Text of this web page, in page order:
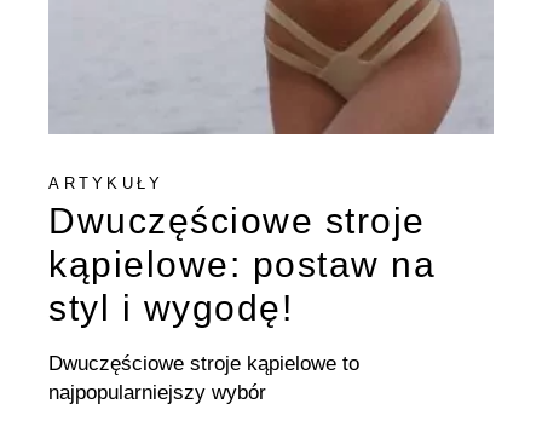
ARTYKUŁY
Dwuczęściowe stroje
kąpielowe: postaw na
styl i wygodę!
Dwuczęściowe stroje kąpielowe to
najpopularniejszy wybór